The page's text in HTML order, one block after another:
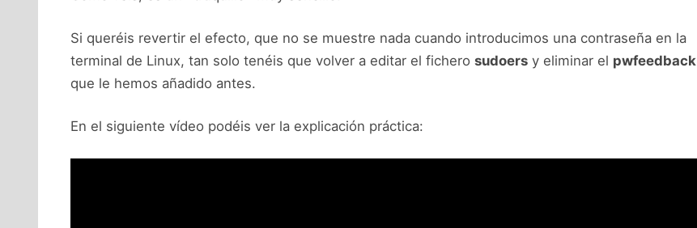
Si queréis revertir el efecto, que no se muestre nada cuando introducimos una contraseña en la
terminal de Linux, tan solo tenéis que volver a editar el fichero sudoers y eliminar el pwfeedback
que le hemos añadido antes.
En el siguiente vídeo podéis ver la explicación práctica: